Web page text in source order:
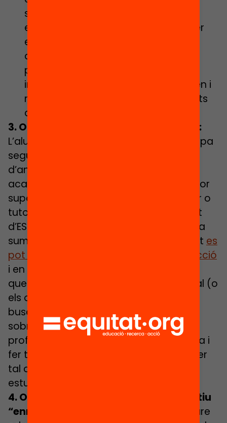
serviran per afavorir aquest vincle
emocional (dins del casal d’estiu, per
exemple). I si algun docent pot i vol
dinamitzar algun taller o activitat…,
perquè no? Ens calen propostes
imaginatives en els temps que corren i
no s’han de desaprofitar oportunitats
que ajudin a reduir desigualtats.
3. Orientar l’alumnat en final d’etapa:
L’alumnat que es troba en un final d’etapa
segurament té un nivell més elevat
d’angoixa per la incertesa del seu futur
acadèmic i, per tant, requerirà d’un major
suport en la tasca orientadora del tutor o
tutora. Però en el cas de l’alumnat de 4t
d’ESO més vulnerable, aquesta incertesa
sumada a la desvinculació amb l’institut es
pot convertir molt fàcilment en desafecció
i en
que els tutors d’aquest nivell en especial (o
els orientadors), a part d’ajudar-los a
buscar la informació virtual necessària
sobre l’oferta existent i les sortides
professionals, hauran d’estar molt alerta i
fer tot l’acompanyament que puguin per
tal de motivar aquest alumnat a seguir
estudiant el curs vinent.
4. Orientar l’alumnat pel que fa a l’estiu
“enriquit
”: Ajuntaments, entitats de lleure